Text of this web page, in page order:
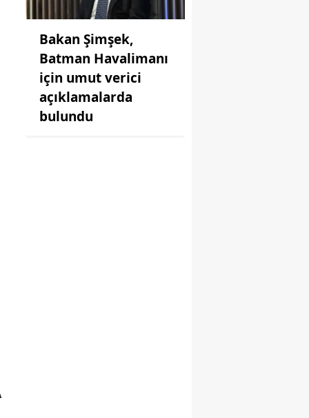
Bakan Şimşek,
Batman Havalimanı
için umut verici
açıklamalarda
bulundu